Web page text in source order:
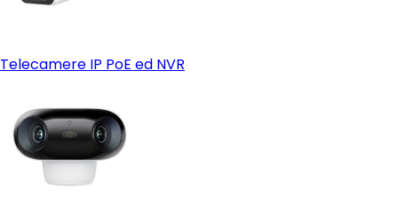
Telecamere IP PoE ed NVR